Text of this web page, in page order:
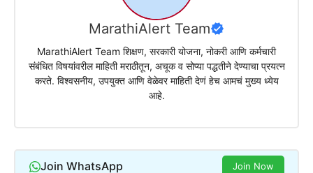
MarathiAlert Team
MarathiAlert Team शिक्षण, सरकारी योजना, नोकरी आणि कर्मचारी
संबंधित विषयांवरील माहिती मराठीतून, अचूक व सोप्या पद्धतीने देण्याचा प्रयत्न
करते. विश्वसनीय, उपयुक्त आणि वेळेवर माहिती देणं हेच आमचं मुख्य ध्येय
आहे.
Join WhatsApp Join Now